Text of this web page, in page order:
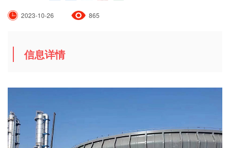
2023-10-26 865
信息详情